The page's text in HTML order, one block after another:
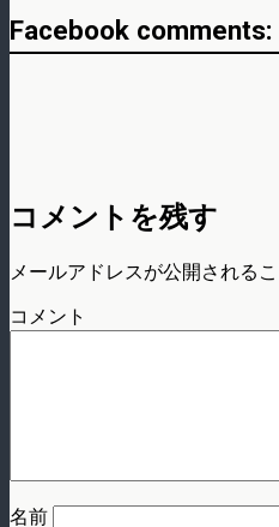
Facebook comments:
コメントを残す
メールアドレスが公開される
コメント
名前